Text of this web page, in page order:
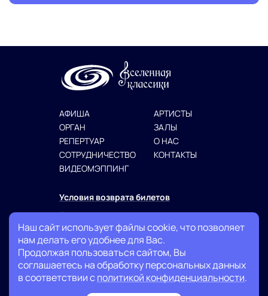
АФИША
ОРГАН
РЕПЕРТУАР
СОТРУДНИЧЕСТВО
ВИДЕОМЭППИНГ
АРТИСТЫ
ЗАЛЫ
О НАС
КОНТАКТЫ
+7 (999) 007-13-27
info@classicuniverse.ru
Условия возврата билетов
Политика конфиденциальности
Публичная оферта
Наш сайт использует файлы cookie, что позволяет
нам делать его удобнее для Вас.
Продолжая пользоваться сайтом, Вы
соглашаетесь на обработку персональных данных
в соответствии с политикой конфиденциальности.